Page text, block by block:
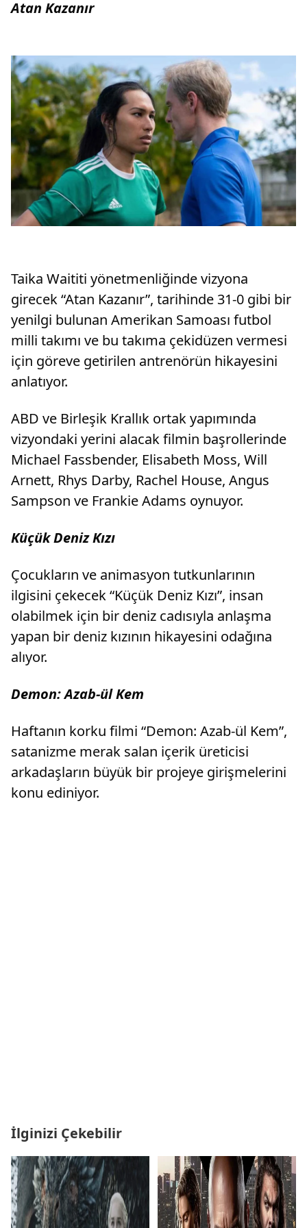
Atan Kazanır
Taika Waititi yönetmenliğinde vizyona
girecek “Atan Kazanır”, tarihinde 31-0 gibi bir
yenilgi bulunan Amerikan Samoası futbol
milli takımı ve bu takıma çekidüzen vermesi
için göreve getirilen antrenörün hikayesini
anlatıyor.
ABD ve Birleşik Krallık ortak yapımında
vizyondaki yerini alacak filmin başrollerinde
Michael Fassbender, Elisabeth Moss, Will
Arnett, Rhys Darby, Rachel House, Angus
Sampson ve Frankie Adams oynuyor.
Küçük Deniz Kızı
Çocukların ve animasyon tutkunlarının
ilgisini çekecek “Küçük Deniz Kızı”, insan
olabilmek için bir deniz cadısıyla anlaşma
yapan bir deniz kızının hikayesini odağına
alıyor.
Demon: Azab-ül Kem
Haftanın korku filmi “Demon: Azab-ül Kem”,
satanizme merak salan içerik üreticisi
arkadaşların büyük bir projeye girişmelerini
konu ediniyor.
İlginizi Çekebilir